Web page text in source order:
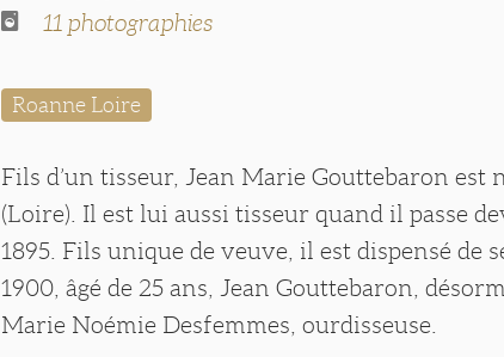
11 photographies
Roanne Loire
Fils d’un tisseur, Jean Marie Gouttebaron est
(Loire). Il est lui aussi tisseur quand il passe
1895. Fils unique de veuve, il est dispensé de
1900, âgé de 25 ans, Jean Gouttebaron,
Marie Noémie Desfemmes, ourdisseuse.